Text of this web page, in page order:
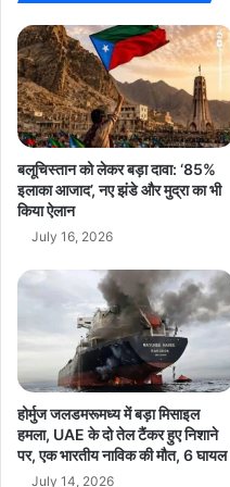
यह बदलाव बांग्लादेश की राजनीति
परंपराओं को तोड़कर नए रास्ते
सरकार के फैसलों और कार्यशैली पर
Bangladesh Politics
international
Oath Ceremony
Tarique Rahman
त
की
ट्रे
ड
त
स्वी
र
ब
ना
र
ही
है
न
ए
की
र्ति
मा
मु
डॉ
.
या
द
व
बलूचिस्तान को लेकर बड़ा दावा: ‘85%
इलाका आजाद’, नए झंडे और मुद्रा का भी
किया ऐलान
July 16, 2026
होर्मुज जलडमरूमध्य में बड़ा मिसाइल
हमला, UAE के दो तेल टैंकर हुए निशाने
पर, एक भारतीय नाविक की मौत, 6 घायल
July 14, 2026